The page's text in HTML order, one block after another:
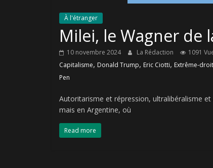
À l'étranger
Milei, le Wagner de
10 novembre 2024 La Rédaction 1091
Capitalisme, Donald Trump, Eric Ciotti, Extrême-
Pen
Autoritarisme et répression, ultralibéralisme
mais en Argentine, où
Read more